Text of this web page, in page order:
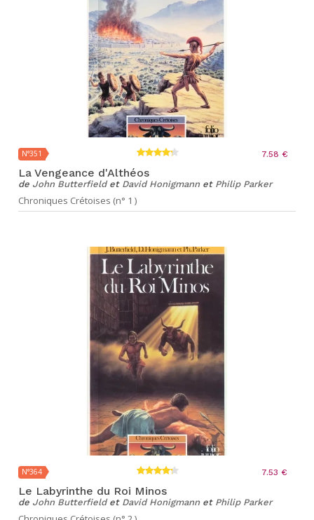
N°351 7.58 €
La Vengeance d'Althéos
de John Butterfieldet David Honigmann et Philip Parker
Chroniques Crétoises (n° 1 )
N°364 7.53 €
Le Labyrinthe du Roi Minos
de John Butterfieldet David Honigmann et Philip Parker